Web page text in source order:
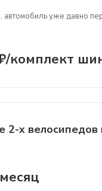
автомобиль уже давно
комплект
2-х